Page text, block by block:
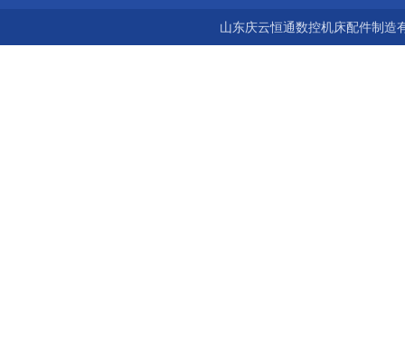
山东庆云恒通数控机床配件制